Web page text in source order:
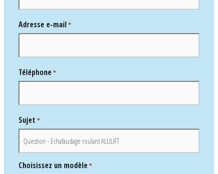
Adresse e-mail*
Téléphone*
Sujet *
Choisissez un modèle*